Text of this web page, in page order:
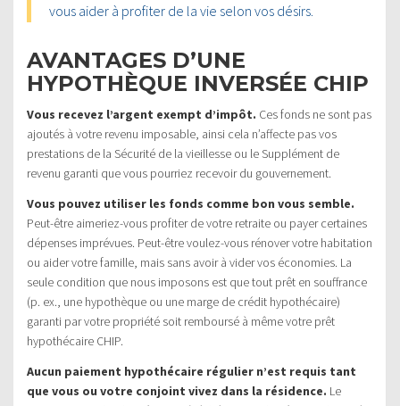
vous aider à profiter de la vie selon vos désirs.
AVANTAGES D’UNE
HYPOTHÈQUE INVERSÉE CHIP
Vous recevez l’argent exempt d’impôt. Ces fonds ne sont pas
ajoutés à votre revenu imposable, ainsi cela n’affecte pas vos
prestations de la Sécurité de la vieillesse ou le Supplément de
revenu garanti que vous pourriez recevoir du gouvernement.
Vous pouvez utiliser les fonds comme bon vous semble.
Peut-être aimeriez-vous profiter de votre retraite ou payer certaines
dépenses imprévues. Peut-être voulez-vous rénover votre habitation
ou aider votre famille, mais sans avoir à vider vos économies. La
seule condition que nous imposons est que tout prêt en souffrance
(p. ex., une hypothèque ou une marge de crédit hypothécaire)
garanti par votre propriété soit remboursé à même votre prêt
hypothécaire CHIP.
Aucun paiement hypothécaire régulier n’est requis tant
que vous ou votre conjoint vivez dans la résidence. Le